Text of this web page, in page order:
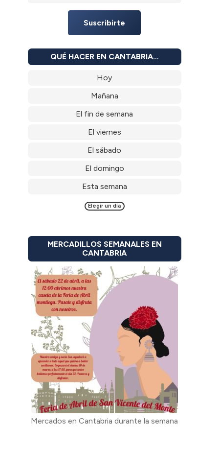
Suscribirte
QUÉ HACER EN CANTABRIA…
Hoy
Mañana
El fin de semana
El viernes
El sábado
El domingo
Esta semana
Elegir un día
MERCADILLOS SEMANALES EN
CANTABRIA
Mercados en Cantabria durante la semana